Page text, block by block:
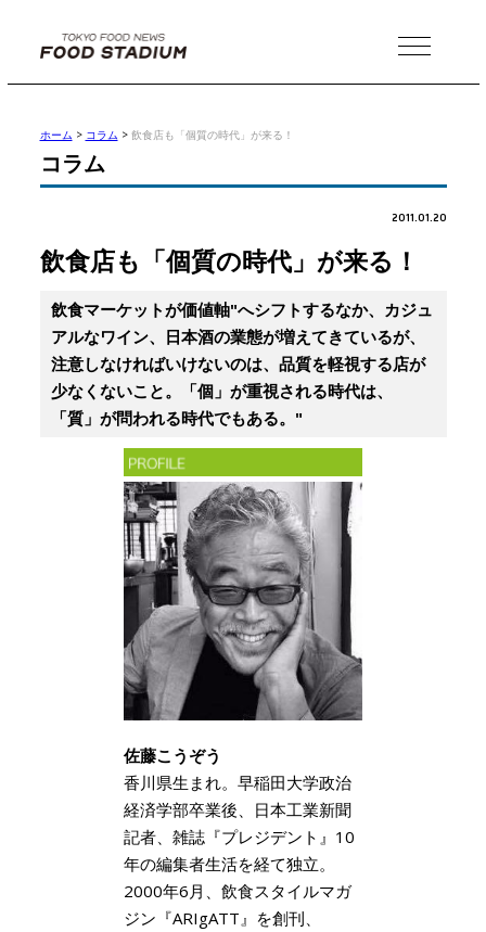
MENU
ホーム > コラム > 飲食店も「個質の時代」が来る！
コラム
2011.01.20
飲食店も「個質の時代」が来る！
飲食マーケットが価値軸"へシフトするなか、カジュ
アルなワイン、日本酒の業態が増えてきているが、
注意しなければいけないのは、品質を軽視する店が
少なくないこと。「個」が重視される時代は、
「質」が問われる時代でもある。"
佐藤こうぞう
香川県生まれ。早稲田大学政治
経済学部卒業後、日本工業新聞
記者、雑誌『プレジデント』10
年の編集者生活を経て独立。
2000年6月、飲食スタイルマガ
ジン『ARIgATT』を創刊、